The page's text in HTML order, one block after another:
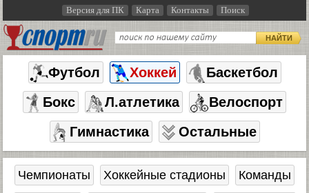
Версия для ПК Карта Контакты Поиск
НАЙТИ
Футбол Хоккей
Баскетбол
Бокс
Л.атлетика
Велоспорт
Гимнастика
Остальные
Чемпионаты Хоккейные стадионы
Команды